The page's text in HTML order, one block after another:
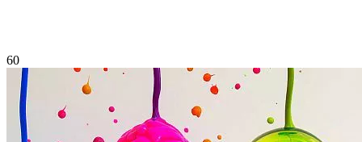
60